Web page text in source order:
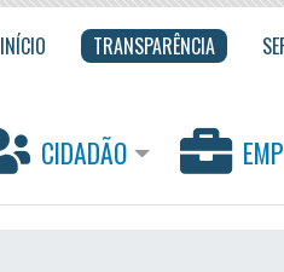
INÍCIO TRANSPARÊNCIA
CIDADÃO